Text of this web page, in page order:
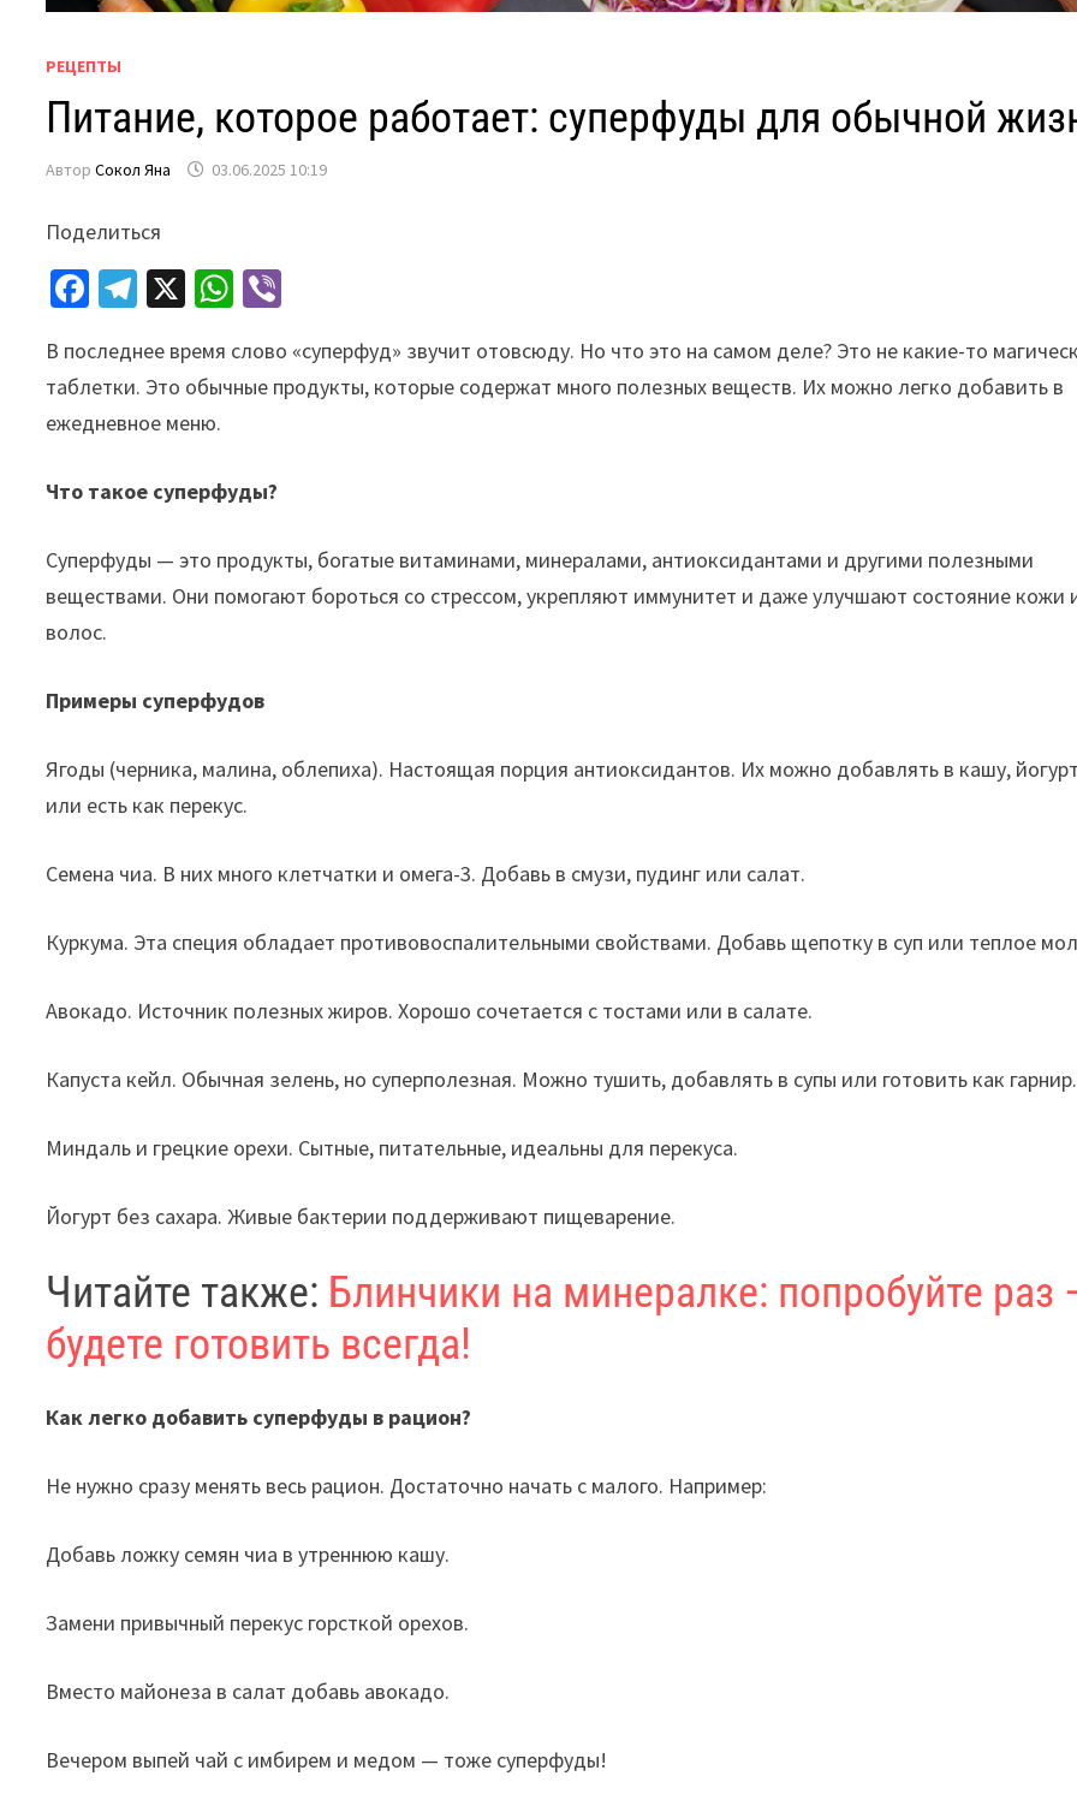
РЕЦЕПТЫ
Питание, которое работает: суперфуды для обычной
АвторСокол Яна 03.06.2025 10:19
Поделиться
Fa
b
o
o
k
Te
gr
a
m
X
W
at
sA
p
er
В последнее время слово «суперфуд» звучит отовсюду. Но что это на самом деле? Это не какие-то
таблетки. Это обычные продукты, которые содержат много полезных веществ. Их можно легко добавить в
ежедневное меню.
Что такое суперфуды?
Суперфуды — это продукты, богатые витаминами, минералами, антиоксидантами и другими полезными
веществами. Они помогают бороться со стрессом, укрепляют иммунитет и даже улучшают состояние кожи
волос.
Примеры суперфудов
Ягоды (черника, малина, облепиха). Настоящая порция антиоксидантов. Их можно добавлять в кашу, йогурт
или есть как перекус.
Семена чиа. В них много клетчатки и омега-3. Добавь в смузи, пудинг или салат.
Куркума. Эта специя обладает противовоспалительными свойствами. Добавь щепотку в суп или теплое
Авокадо. Источник полезных жиров. Хорошо сочетается с тостами или в салате.
Капуста кейл. Обычная зелень, но суперполезная. Можно тушить, добавлять в супы или готовить как гарнир.
Миндаль и грецкие орехи. Сытные, питательные, идеальны для перекуса.
Йогурт без сахара. Живые бактерии поддерживают пищеварение.
Читайте также: Блинчики на минералке: попробуйте раз
будете готовить всегда!
Как легко добавить суперфуды в рацион?
Не нужно сразу менять весь рацион. Достаточно начать с малого. Например:
Добавь ложку семян чиа в утреннюю кашу.
Замени привычный перекус горсткой орехов.
Вместо майонеза в салат добавь авокадо.
Вечером выпей чай с имбирем и медом — тоже суперфуды!